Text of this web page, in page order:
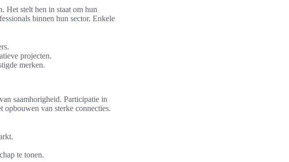
Het stelt hen in staat om hun
binnen hun sector. Enkele
projecten.
merken.
saamhorigheid. Participatie in
opbouwen van sterke connecties.
te tonen.